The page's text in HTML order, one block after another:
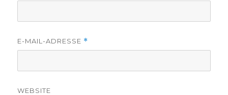
E-MAIL-ADRESSE *
WEBSITE